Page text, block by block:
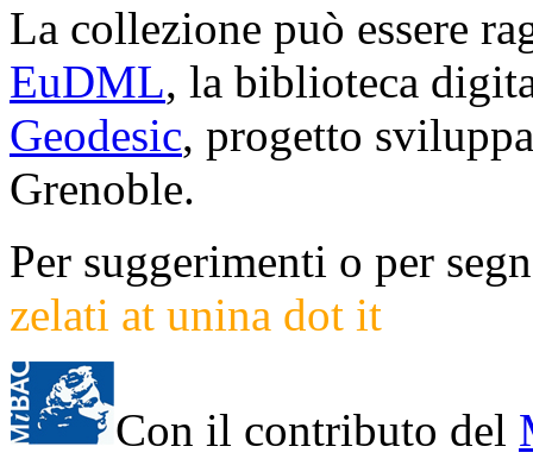
La collezione può essere
EuDML, la biblioteca
Geodesic, progetto
Grenoble.
Per suggerimenti o per
zelati at unina dot it
Con il contributo del